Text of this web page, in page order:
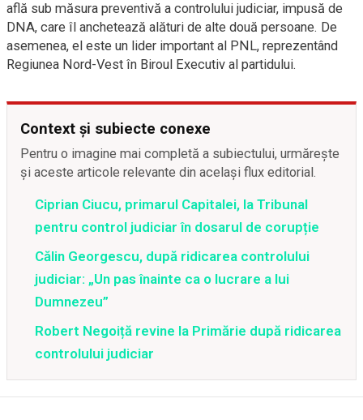
află sub măsura preventivă a controlului judiciar, impusă de
DNA, care îl anchetează alături de alte două persoane. De
asemenea, el este un lider important al PNL, reprezentând
Regiunea Nord-Vest în Biroul Executiv al partidului.
Context și subiecte conexe
Pentru o imagine mai completă a subiectului, urmărește
și aceste articole relevante din același flux editorial.
Ciprian Ciucu, primarul Capitalei, la Tribunal
pentru control judiciar în dosarul de corupție
Călin Georgescu, după ridicarea controlului
judiciar: „Un pas înainte ca o lucrare a lui
Dumnezeu”
Robert Negoiță revine la Primărie după ridicarea
controlului judiciar